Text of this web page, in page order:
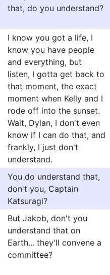
that, do you understand?
I know you got a life, I
know you have people
and everything, but
listen, I gotta get back to
that moment, the exact
moment when Kelly and I
rode off into the sunset.
Wait, Dylan, I don't even
know if I can do that, and
frankly, I just don't
understand.
You do understand that,
don't you, Captain
Katsuragi?
But Jakob, don't you
understand that on
Earth... they'll convene a
committee?